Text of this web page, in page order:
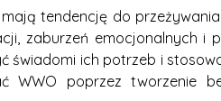
tendencję do
zaburzeń emocjonalnych i
świadomi ich potrzeb i
WWO poprzez tworzenie